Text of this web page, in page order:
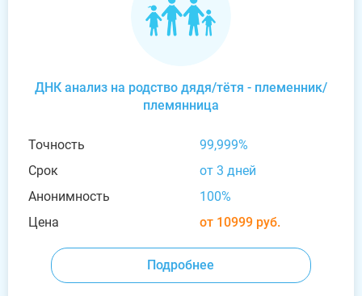
ДНК анализ на родство дядя/тётя - племенник/
племянница
Точность
99,999%
Срок
от 3 дней
Анонимность
100%
Цена
от 10999 руб.
Подробнее